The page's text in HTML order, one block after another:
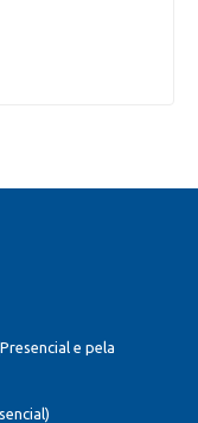
e pela